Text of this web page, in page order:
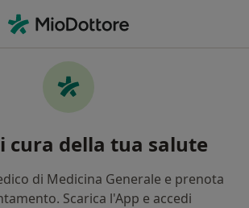
cura della tua salute
di Medicina Generale e prenota
Scarica l'App e accedi
Laziale, RM
Assicurazione
i risultati